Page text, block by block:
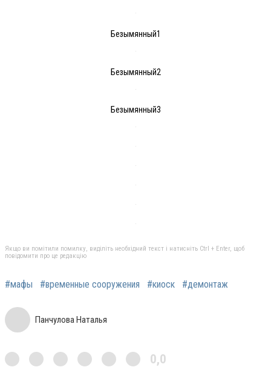
Безымянный1
Безымянный2
Безымянный3
Якщо ви помітили помилку, виділіть необхідний текст і натисніть Ctrl + Enter, щоб
повідомити про це редакцію
#мафы #временные сооружения #киоск #демонтаж
Панчулова Наталья
0,0